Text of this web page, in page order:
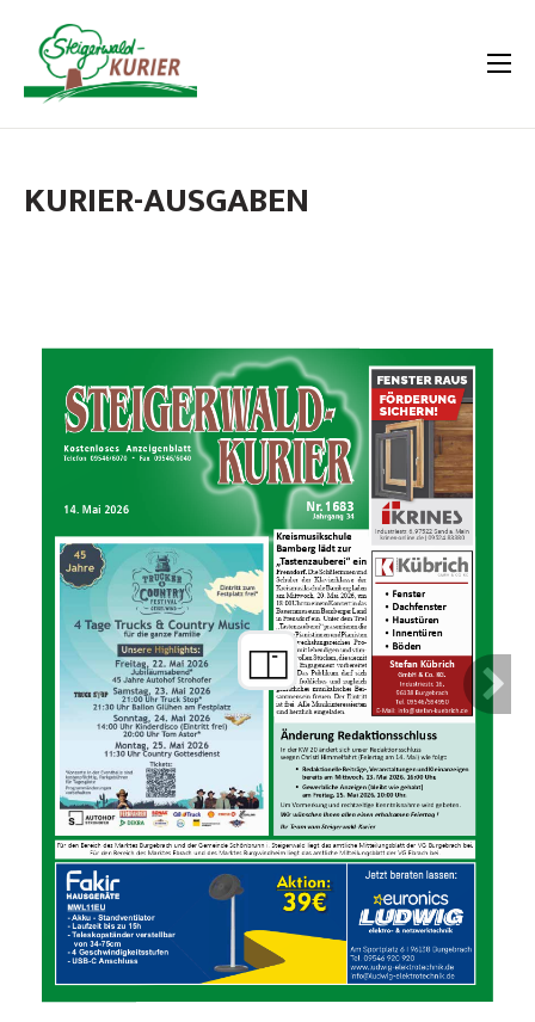
KURIER-AUSGABEN